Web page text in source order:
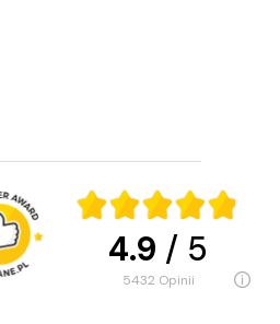
4.9 / 5
5432 opinii